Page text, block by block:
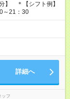
】 ＊【シフト例】
～21：30
詳細へ
ッフ